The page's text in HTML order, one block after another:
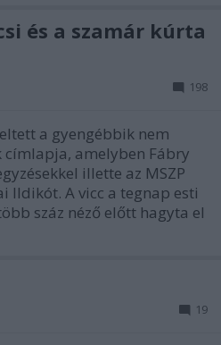
és a szamár kúrta
198
a gyengébbik nem
amelyben Fábry
illette az MSZP
Ildikót. A vicc a tegnap esti
száz néző előtt hagyta el
19